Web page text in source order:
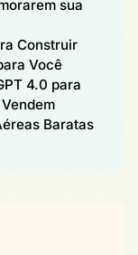
sua
Construir
Você
4.0 para
Baratas